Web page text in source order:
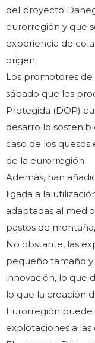
del proyecto
eurorregión y que
experiencia de
origen.
Los promotores de
sábado que los
Protegida (DOP)
desarrollo
caso de los
de la eurorregión.
Además, han
ligada a la
adaptadas al
pastos de
No obstante, las
pequeño tamaño y
innovación, lo que
lo que la creación
Eurorregión
explotaciones a